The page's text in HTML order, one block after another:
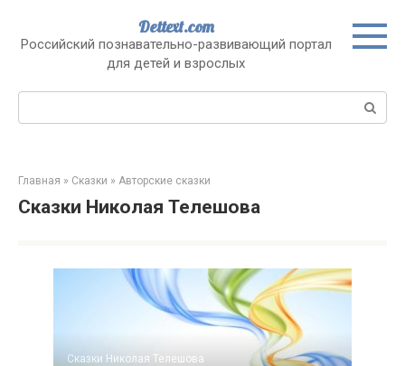
контенту
Dettext.com
Российский познавательно-развивающий портал
для детей и взрослых
Поиск:
Главная » Сказки » Авторские сказки
Сказки Николая Телешова
Сказки Николая Телешова